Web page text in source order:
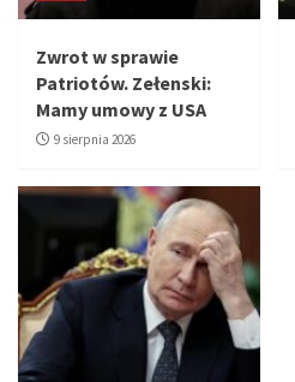
Zwrot w sprawie
Patriotów. Zełenski:
Mamy umowy z USA
9 sierpnia 2026